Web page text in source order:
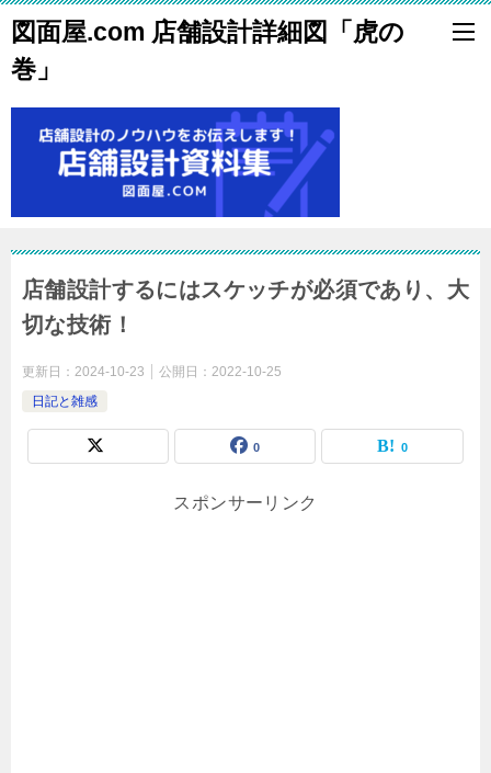
図面屋.com 店舗設計詳細図「虎の
巻」
店舗設計するにはスケッチが必須であり、大
切な技術！
更新日： 2024-10-23 公開日： 2022-10-25
日記と雑感
0 0
スポンサーリンク